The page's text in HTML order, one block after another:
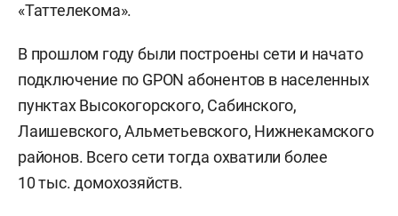
«Таттелекома».
В прошлом году были построены сети и начато
подключение по GPON абонентов в населенных
пунктах Высокогорского, Сабинского,
Лаишевского, Альметьевского, Нижнекамского
районов. Всего сети тогда охватили более
10 тыс. домохозяйств.